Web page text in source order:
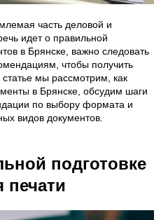
часть деловой и
идет о правильной
в Брянске, важно следовать
чтобы получить
статье мы рассмотрим, как
в Брянске, обсудим шаги
по выбору формата и
видов документов.
подготовке
печати